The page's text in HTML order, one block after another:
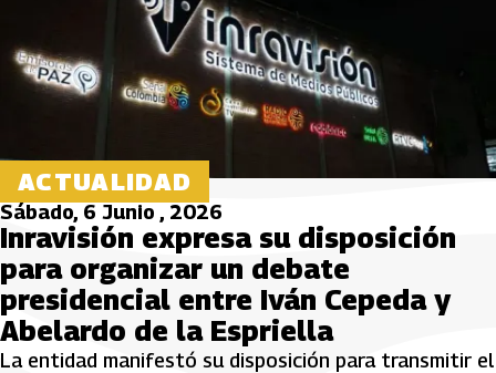
ACTUALIDAD
Sábado, 6 Junio , 2026
Inravisión expresa su disposición
para organizar un debate
presidencial entre Iván Cepeda y
Abelardo de la Espriella
La entidad manifestó su disposición para transmitir el